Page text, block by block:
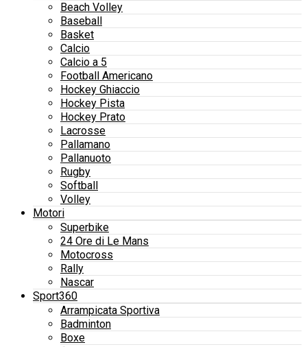
Beach Volley
Baseball
Basket
Calcio
Calcio a 5
Football Americano
Hockey Ghiaccio
Hockey Pista
Hockey Prato
Lacrosse
Pallamano
Pallanuoto
Rugby
Softball
Volley
Motori
Superbike
24 Ore di Le Mans
Motocross
Rally
Nascar
Sport360
Arrampicata Sportiva
Badminton
Boxe